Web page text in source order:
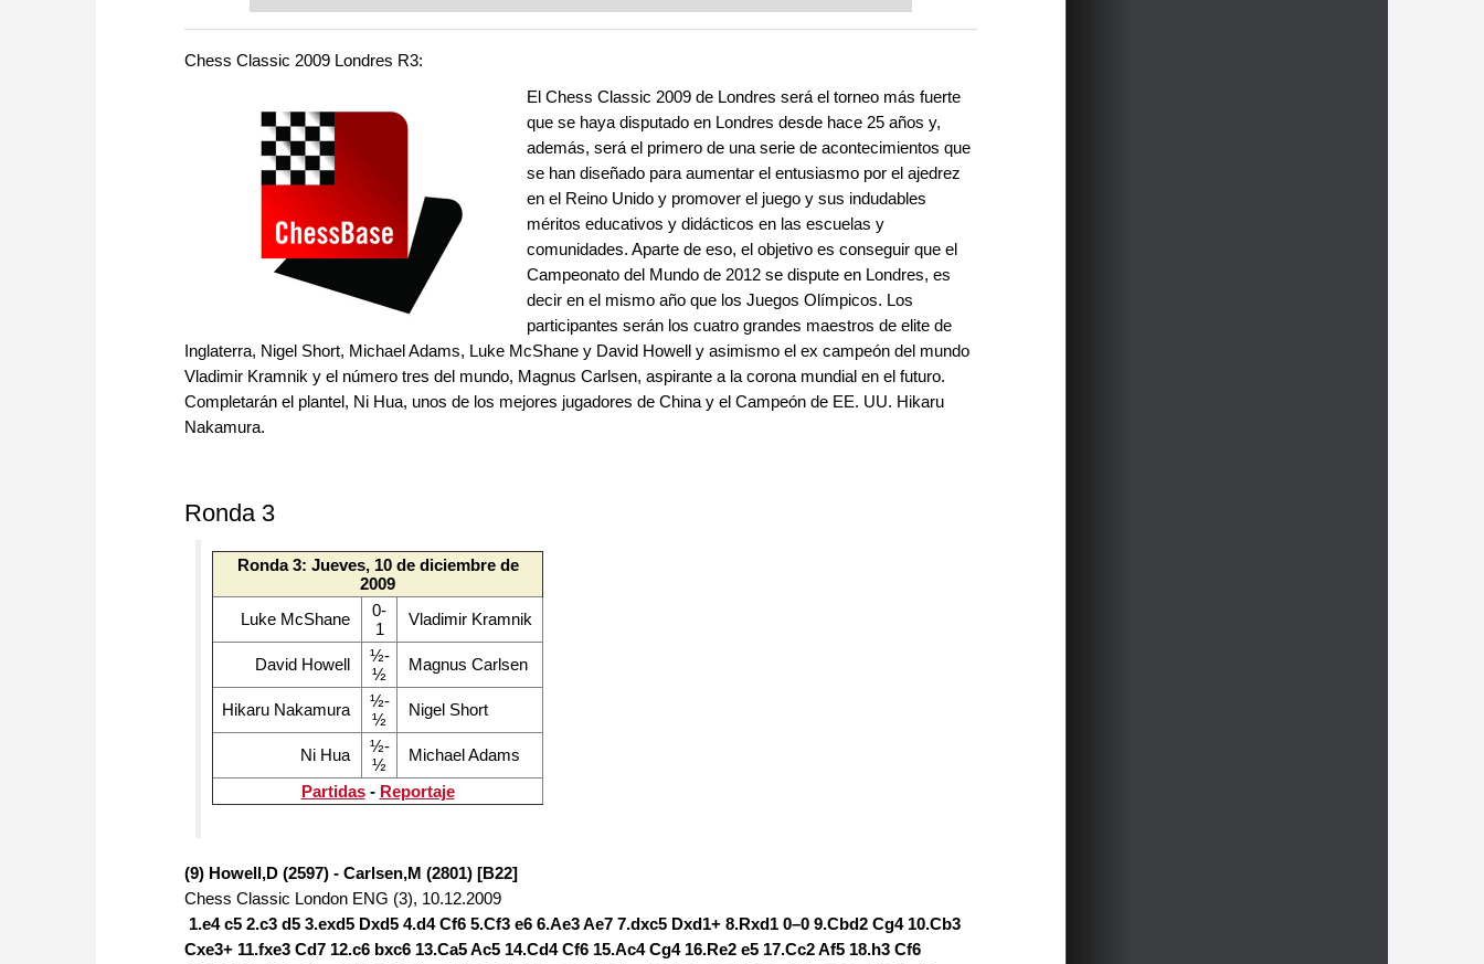
more efficiently, intelligently and with a more personalised
approach than ever before.
Chess Classic 2009 Londres R3:
El Chess Classic 2009 de Londres será el torneo más fuerte
que se haya disputado en Londres desde hace 25 años y,
además, será el primero de una serie de acontecimientos que
se han diseñado para aumentar el entusiasmo por el ajedrez
en el Reino Unido y promover el juego y sus indudables
méritos educativos y didácticos en las escuelas y
comunidades. Aparte de eso, el objetivo es conseguir que el
Campeonato del Mundo de 2012 se dispute en Londres, es
decir en el mismo año que los Juegos Olímpicos. Los
participantes serán los cuatro grandes maestros de elite de
Inglaterra, Nigel Short, Michael Adams, Luke McShane y David Howell y asimismo el ex campeón del mundo
Vladimir Kramnik y el número tres del mundo, Magnus Carlsen, aspirante a la corona mundial en el futuro.
Completarán el plantel, Ni Hua, unos de los mejores jugadores de China y el Campeón de EE. UU. Hikaru
Nakamura.
Ronda 3
Ronda 3: Jueves, 10 de diciembre de
2009
Luke McShane
0-
1
Vladimir Kramnik
David Howell
½-
½
Magnus Carlsen
Hikaru Nakamura
½-
½
Nigel Short
Ni Hua
½-
½
Michael Adams
Partidas- Reportaje
(9) Howell,D (2597) - Carlsen,M (2801) [B22]
Chess Classic London ENG (3), 10.12.2009
1.e4 c5 2.c3 d5 3.exd5 Dxd5 4.d4 Cf6 5.Cf3 e6 6.Ae3 Ae7 7.dxc5 Dxd1+ 8.Rxd1 0–0 9.Cbd2 Cg4 10.Cb3
Cxe3+ 11.fxe3 Cd7 12.c6 bxc6 13.Ca5 Ac5 14.Cd4 Cf6 15.Ac4 Cg4 16.Re2 e5 17.Cc2 Af5 18.h3 Cf6